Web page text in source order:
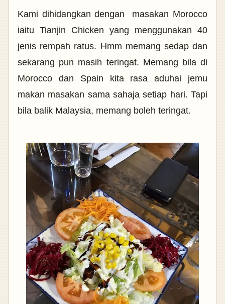
Kami dihidangkan dengan masakan Morocco
iaitu Tianjin Chicken yang menggunakan 40
jenis rempah ratus. Hmm memang sedap dan
sekarang pun masih teringat. Memang bila di
Morocco dan Spain kita rasa aduhai jemu
makan masakan sama sahaja setiap hari. Tapi
bila balik Malaysia, memang boleh teringat.